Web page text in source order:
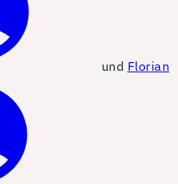
und Florian